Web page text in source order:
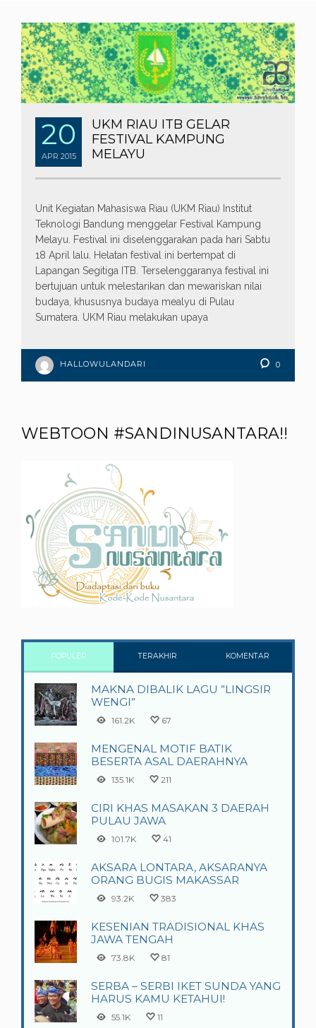
20
APR 2015
UKM RIAU ITB GELAR
FESTIVAL KAMPUNG
MELAYU
Unit Kegiatan Mahasiswa Riau (UKM Riau) Institut
Teknologi Bandung menggelar Festival Kampung
Melayu. Festival ini diselenggarakan pada hari Sabtu
18 April lalu. Helatan festival ini bertempat di
Lapangan Segitiga ITB. Terselenggaranya festival ini
bertujuan untuk melestarikan dan mewariskan nilai
budaya, khususnya budaya mealyu di Pulau
Sumatera. UKM Riau melakukan upaya
HALLOWULANDARI 0
WEBTOON #SANDINUSANTARA!!
POPULER TERAKHIR KOMENTAR
MAKNA DIBALIK LAGU ”LINGSIR
WENGI”
161.2K 67
MENGENAL MOTIF BATIK
BESERTA ASAL DAERAHNYA
135.1K 211
CIRI KHAS MASAKAN 3 DAERAH
PULAU JAWA
101.7K 41
AKSARA LONTARA, AKSARANYA
ORANG BUGIS MAKASSAR
93.2K 383
KESENIAN TRADISIONAL KHAS
JAWA TENGAH
73.8K 81
SERBA – SERBI IKET SUNDA YANG
HARUS KAMU KETAHUI!
55.1K 11